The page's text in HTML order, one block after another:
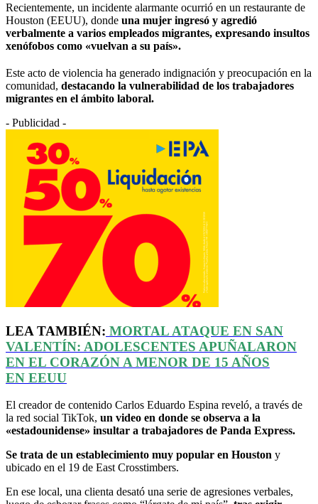
Recientemente, un incidente alarmante ocurrió en un restaurante de
Houston (EEUU), donde una mujer ingresó y agredió
verbalmente a varios empleados migrantes, expresando insultos
xenófobos como «vuelvan a su país».
Este acto de violencia ha generado indignación y preocupación en la
comunidad, destacando la vulnerabilidad de los trabajadores
migrantes en el ámbito laboral.
- Publicidad -
LEA TAMBIÉN: MORTAL ATAQUE EN SAN
VALENTÍN: ADOLESCENTES APUÑALARON
EN EL CORAZÓN A MENOR DE 15 AÑOS
EN EEUU
El creador de contenido Carlos Eduardo Espina reveló, a través de
la red social TikTok, un video en donde se observa a la
«estadounidense» insultar a trabajadores de Panda Express.
Se trata de un establecimiento muy popular en Houston y
ubicado en el 19 de East Crosstimbers.
En ese local, una clienta desató una serie de agresiones verbales,